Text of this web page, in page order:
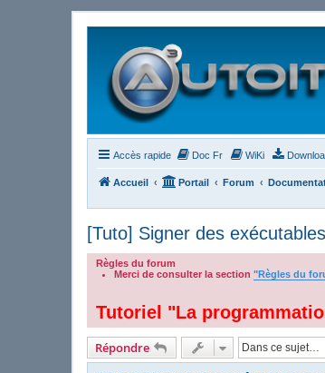
Accès rapide Doc Fr WiKi
Accueil Portail Forum
[Tuto] Signer des
Règles du forum
Merci de consulter la section "Règles du
Tutoriel "La
Répondre